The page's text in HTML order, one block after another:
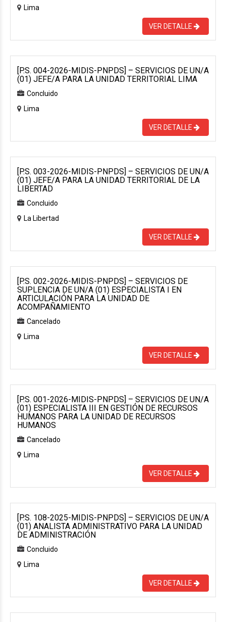
Lima
VER DETALLE
[P.S. 004-2026-MIDIS-PNPDS] – SERVICIOS DE UN/A
(01) JEFE/A PARA LA UNIDAD TERRITORIAL LIMA
Concluido
Lima
VER DETALLE
[P.S. 003-2026-MIDIS-PNPDS] – SERVICIOS DE UN/A
(01) JEFE/A PARA LA UNIDAD TERRITORIAL DE LA
LIBERTAD
Concluido
La Libertad
VER DETALLE
[P.S. 002-2026-MIDIS-PNPDS] – SERVICIOS DE
SUPLENCIA DE UN/A (01) ESPECIALISTA I EN
ARTICULACIÓN PARA LA UNIDAD DE
ACOMPAÑAMIENTO
Cancelado
Lima
VER DETALLE
[P.S. 001-2026-MIDIS-PNPDS] – SERVICIOS DE UN/A
(01) ESPECIALISTA III EN GESTIÓN DE RECURSOS
HUMANOS PARA LA UNIDAD DE RECURSOS
HUMANOS
Cancelado
Lima
VER DETALLE
[P.S. 108-2025-MIDIS-PNPDS] – SERVICIOS DE UN/A
(01) ANALISTA ADMINISTRATIVO PARA LA UNIDAD
DE ADMINISTRACIÓN
Concluido
Lima
VER DETALLE